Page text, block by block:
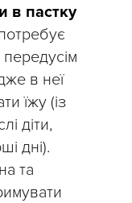
в пастку
в неї
їжу (із
діти,
дні).
та